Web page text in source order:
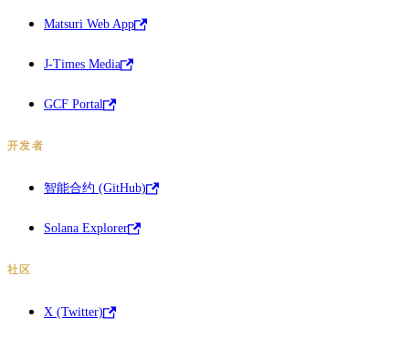
Matsuri Web App
J-Times Media
GCF Portal
开发者
智能合约 (GitHub)
Solana Explorer
社区
X (Twitter)